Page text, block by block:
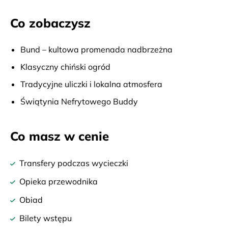
Co zobaczysz
Bund – kultowa promenada nadbrzeżna
Klasyczny chiński ogród
Tradycyjne uliczki i lokalna atmosfera
Świątynia Nefrytowego Buddy
Co masz w cenie
Transfery podczas wycieczki
Opieka przewodnika
Obiad
Bilety wstępu